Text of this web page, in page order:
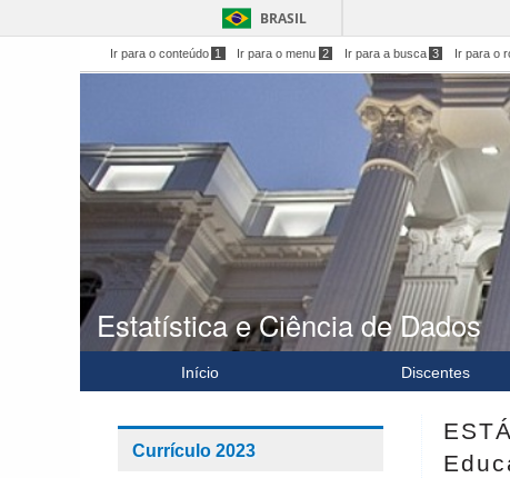
BRASIL
Ir para o conteúdo 1 Ir para o menu 2 Ir para a busca 3 Ir para o
Estatística e Ciência de Dados
Início Discentes
Currículo 2023